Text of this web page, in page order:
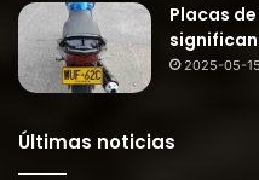
Placas
2025-05-15
Últimas noticias